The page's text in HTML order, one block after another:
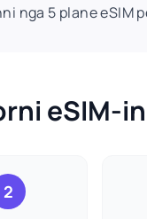
nga 5 plane eSIM
eSIM-
2